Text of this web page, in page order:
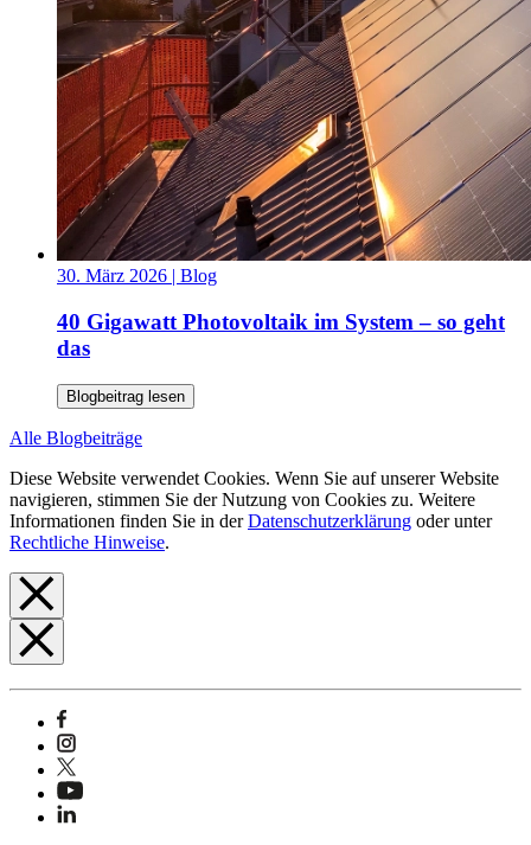
30. März 2026 | Blog
40 Gigawatt Photovoltaik im System – so geht
das
Blogbeitrag lesen
Alle Blogbeiträge
Diese Website verwendet Cookies. Wenn Sie auf unserer Website
navigieren, stimmen Sie der Nutzung von Cookies zu. Weitere
Informationen finden Sie in derDatenschutzerklärung oder unter
Rechtliche Hinweise.